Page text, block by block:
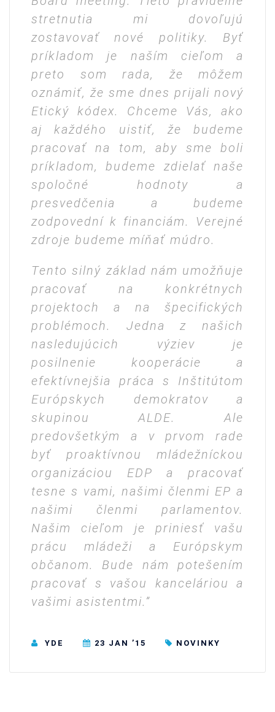
stretnutia mi dovoľujú
zostavovať nové politiky. Byť
príkladom je naším cieľom a
preto som rada, že môžem
oznámiť, že sme dnes prijali nový
Etický kódex. Chceme Vás, ako
aj každého uistiť, že budeme
pracovať na tom, aby sme boli
príkladom, budeme zdielať naše
spoločné hodnoty a
presvedčenia a budeme
zodpovední k financiám. Verejné
zdroje budeme míňať múdro.
Tento silný základ nám umožňuje
pracovať na konkrétnych
projektoch a na špecifických
problémoch. Jedna z našich
nasledujúcich výziev je
posilnenie kooperácie a
efektívnejšia práca s Inštitútom
Európskych demokratov a
skupinou ALDE. Ale
predovšetkým a v prvom rade
byť proaktívnou mládežníckou
organizáciou EDP a pracovať
tesne s vami, našimi členmi EP a
našimi členmi parlamentov.
Našim cieľom je priniesť vašu
prácu mládeži a Európskym
občanom. Bude nám potešením
pracovať s vašou kanceláriou a
vašimi asistentmi.”
YDE 23 JAN ’15 NOVINKY